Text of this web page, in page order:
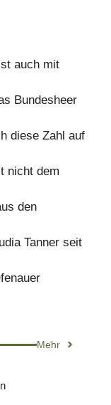
auch mit
Bundesheer
diese Zahl auf
nicht dem
den
Tanner seit
Mehr